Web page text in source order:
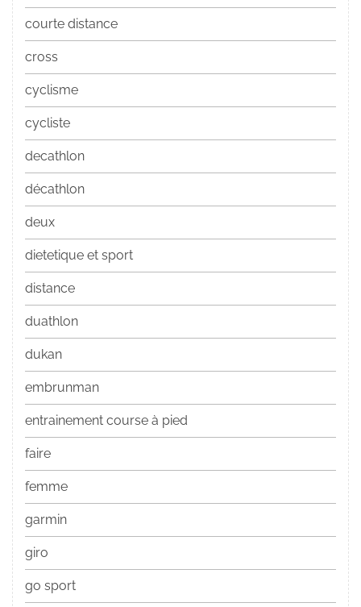
courte distance
cross
cyclisme
cycliste
decathlon
décathlon
deux
dietetique et sport
distance
duathlon
dukan
embrunman
entrainement course à pied
faire
femme
garmin
giro
go sport